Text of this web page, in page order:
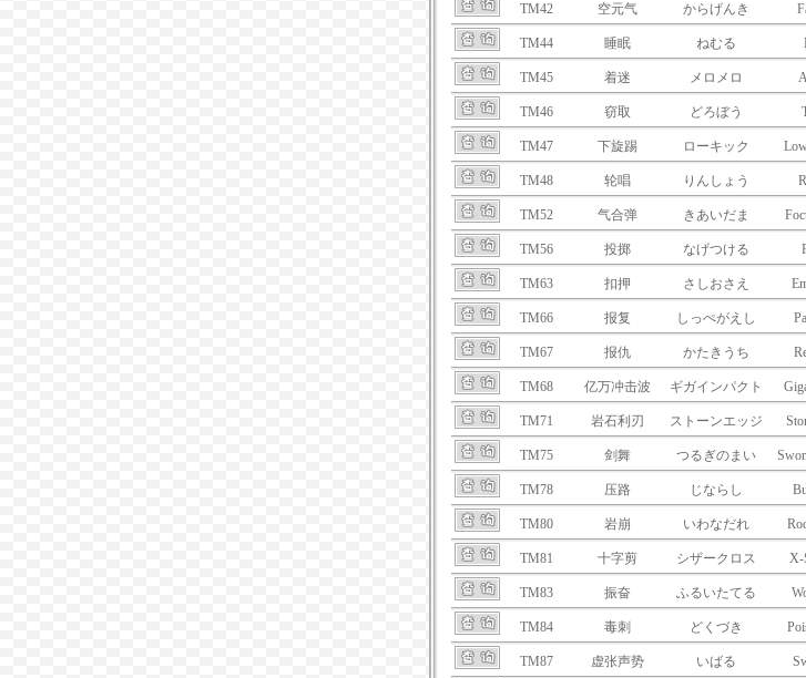
TM42 空元气 からげんき
TM44 睡眠 ねむる
TM45 着迷 メロメロ
TM46 窃取 どろぼう
TM47 下旋踢 ローキック
TM48 轮唱 りんしょう
TM52 气合弹 きあいだま
TM56 投掷 なげつける
TM63 扣押 さしおさえ
TM66 报复 しっぺがえし
TM67 报仇 かたきうち
TM68 亿万冲击波 ギガインパクト
TM71 岩石利刃 ストーンエッジ
TM75 剑舞 つるぎのまい
TM78 压路 じならし
TM80 岩崩 いわなだれ
TM81 十字剪 シザークロス X-
TM83 振奋 ふるいたてる
TM84 毒刺 どくづき
TM87 虚张声势 いばる